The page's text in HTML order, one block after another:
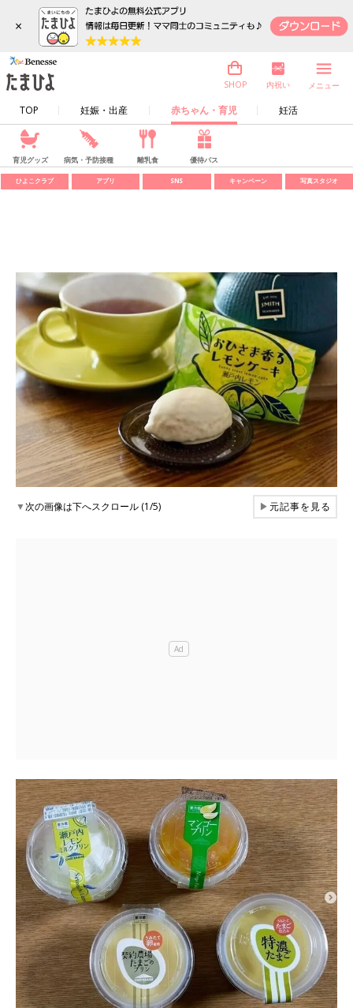
×
TOP 妊娠・出産 赤ちゃん・育児 妊活
SHOP 内祝い メニュー
育児グッズ 病気・予防接種 離乳食 優待パス
ひよこクラブ アプリ SNS キャンペーン 写真スタジオ
▼次の画像は下へスクロール (1/5) ▶元記事を見る